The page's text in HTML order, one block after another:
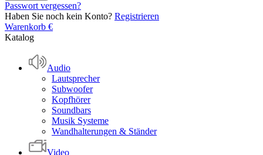
Passwort vergessen?
Haben Sie noch kein Konto? Registrieren
Warenkorb €
Katalog
Audio
Lautsprecher
Subwoofer
Kopfhörer
Soundbars
Musik Systeme
Wandhalterungen & Ständer
Video